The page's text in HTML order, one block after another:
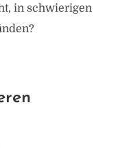
in schwierigen